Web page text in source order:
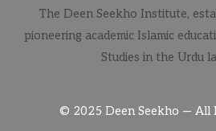
The Deen Seekho Institute,
pioneering academic Islamic
Studies in the Urdu
© 2025 Deen Seekho — All